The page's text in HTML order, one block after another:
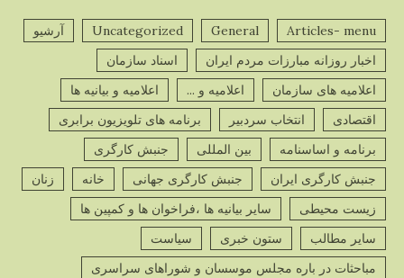
Articles- menu
General
Uncategorized
آرشیو
اخبار روزانه مبارزات مردم ایران
اسناد سازمان
اعلامیه های سازمان
اعلامیه و ...
اعلامیه و بیانیه ها
اقتصادی
انتخاب سردبیر
برنامه های تلویزیون برابری
برنامه و اساسنامه
بین المللی
جنبش کارگری
جنبش کارگری ایران
جنبش کارگری جهانی خانه
زنان
زیست محیطی
سایر بیانیه ها ،فراخوان ها و کمپین ها
سایر مطالب
ستون خبری
سیاست
مباحثات در باره مجلس موسسان و شوراهای سراسری